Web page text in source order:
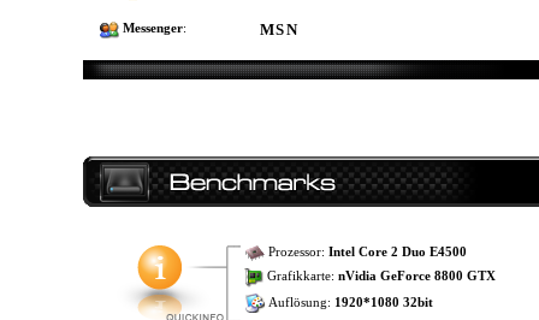
Messenger: MSN
Prozessor: Intel Core 2 Duo E4500
Grafikkarte: nVidia GeForce 8800 GTX
Auflösung: 1920*1080 32bit